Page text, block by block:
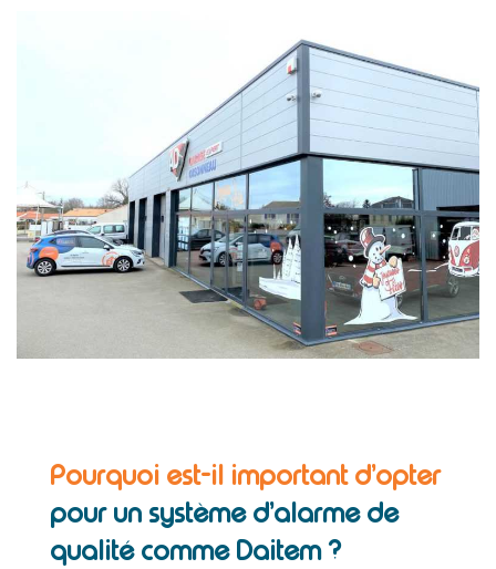
Pourquoi est-il important d’opter
pour un système d’alarme de
qualité comme Daitem ?